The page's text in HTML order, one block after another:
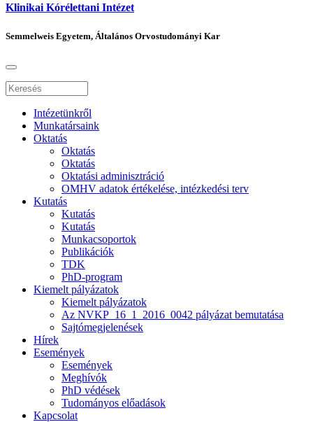
Klinikai Kórélettani Intézet
Semmelweis Egyetem, Általános Orvostudományi Kar
Intézetünkről
Munkatársaink
Oktatás
Oktatás
Oktatás
Oktatási adminisztráció
OMHV adatok értékelése, intézkedési terv
Kutatás
Kutatás
Kutatás
Munkacsoportok
Publikációk
TDK
PhD-program
Kiemelt pályázatok
Kiemelt pályázatok
Az NVKP_16_1_2016_0042 pályázat bemutatása
Sajtómegjelenések
Hírek
Események
Események
Meghívók
PhD védések
Tudományos előadások
Kapcsolat